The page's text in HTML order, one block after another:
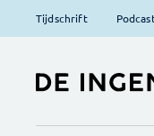
Tijdschrift